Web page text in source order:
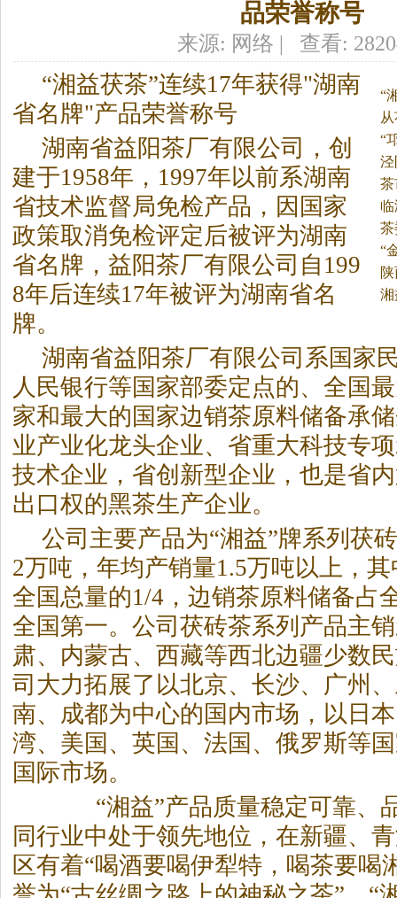
品荣誉称号
来源: 网络 | 查看:
“
“
年
“
“湘益茯茶”连续17年获得"湖南
省名牌"产品荣誉称号
湖南省益阳茶厂有限公司，创
建于1958年，1997年以前系湖南
省技术监督局免检产品，因国家
政策取消免检评定后被评为湖南
省名牌，益阳茶厂有限公司自199
8年后连续17年被评为湖南省名
牌。
湖南省益阳茶厂有限公司系国家
人民银行等国家部委定点的、全国
家和最大的国家边销茶原料储备承
业产业化龙头企业、省重大科技专
技术企业，省创新型企业，也是省
出口权的黑茶生产企业。
公司主要产品为“湘益”牌系列茯
2万吨，年均产销量1.5万吨以上，
全国总量的1/4，边销茶原料储备占
全国第一。公司茯砖茶系列产品主
肃、内蒙古、西藏等西北边疆少数
司大力拓展了以北京、长沙、广州
南、成都为中心的国内市场，以日
湾、美国、英国、法国、俄罗斯等
国际市场。
“湘益”产品质量稳定可靠、
同行业中处于领先地位，在新疆、
区有着“喝酒要喝伊犁特，喝茶要喝